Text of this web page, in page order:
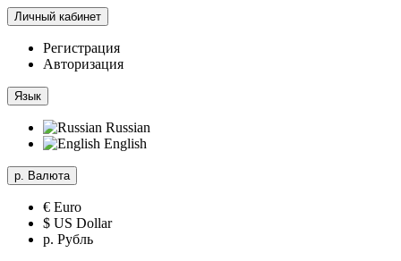
Личный кабинет
Регистрация
Авторизация
Язык
Russian
English
р. Валюта
€ Euro
$ US Dollar
р. Рубль